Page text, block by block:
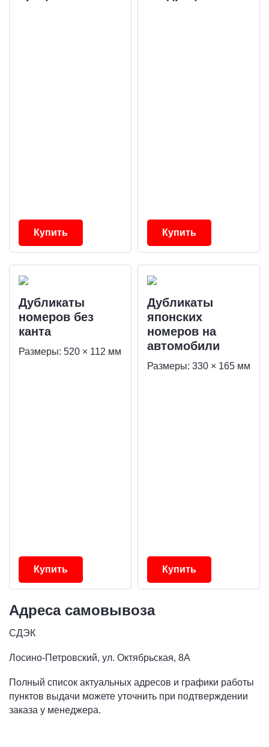
Купить Купить
Дубликаты
номеров без
канта
Размеры: 520 × 112 мм
Купить
Дубликаты
японских
номеров на
автомобили
Размеры: 330 × 165 мм
Купить
Адреса самовывоза
СДЭК
Лосино-Петровский, ул. Октябрьская, 8А
Полный список актуальных адресов и графики работы
пунктов выдачи можете уточнить при подтверждении
заказа у менеджера.